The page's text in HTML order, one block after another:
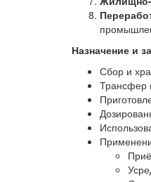
Назначение и
Сбор и
Трансфер